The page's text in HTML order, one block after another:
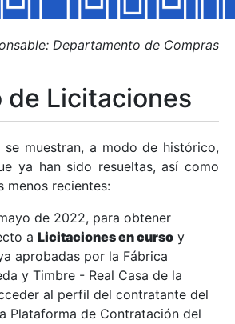
Departamento de Compras
de Licitaciones
se muestran, a modo de histórico,
ya han sido resueltas, así como
menos recientes:
de 2022, para obtener
a Licitaciones en curso y
aprobadas por la Fábrica
y Timbre - Real Casa de la
al perfil del contratante del
Plataforma de Contratación del